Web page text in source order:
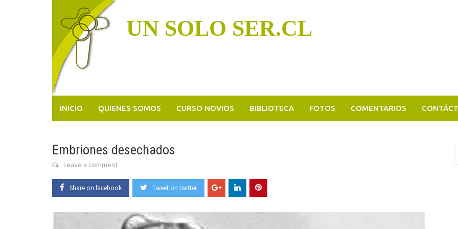
UN SOLO SER.CL
INICIO QUIENES SOMOS CURSO NOVIOS BIBLIOTECA FOTOS COMENTARIOS
Embriones desechados
Leave a comment
Share on facebook Tweet on twitter